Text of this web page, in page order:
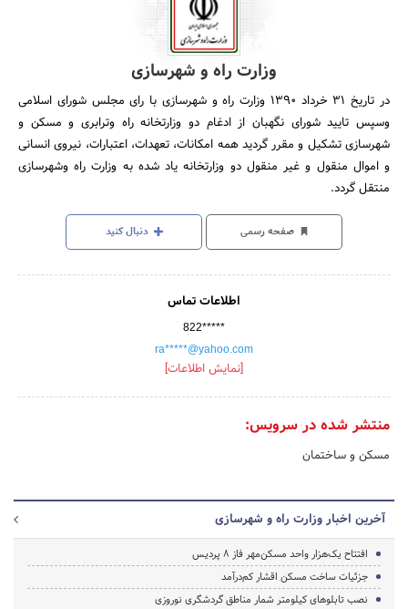
وزارت راه و شهرسازی
در تاریخ 31 خرداد 1390 وزارت راه و شهرسازی با رای مجلس شورای اسلامی
وسپس تایید شورای نگهبان از ادغام دو وزارتخانه راه وترابری و مسکن و
شهرسازی تشکیل و مقرر گردید همه امکانات، تعهدات، اعتبارات، نیروی انسانی
و اموال منقول و غیر منقول دو وزارتخانه یاد شده به وزارت راه وشهرسازی
منتقل گردد.
صفحه رسمی دنبال کنید
اطلاعات تماس
822*****
ra*****@yahoo.com
[نمایش اطلاعات]
منتشر شده در سرویس:
مسکن و ساختمان
آخرین اخبار وزارت راه و شهرسازی
افتتاح یک‌هزار واحد مسکن‌مهر فاز ۸ پردیس
جزئیات ساخت مسکن اقشار کم‌درآمد
نصب تابلوهای کیلومتر شمار مناطق گردشگری نوروزی